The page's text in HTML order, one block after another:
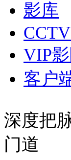
影库
VIP
客户
深度把
门道